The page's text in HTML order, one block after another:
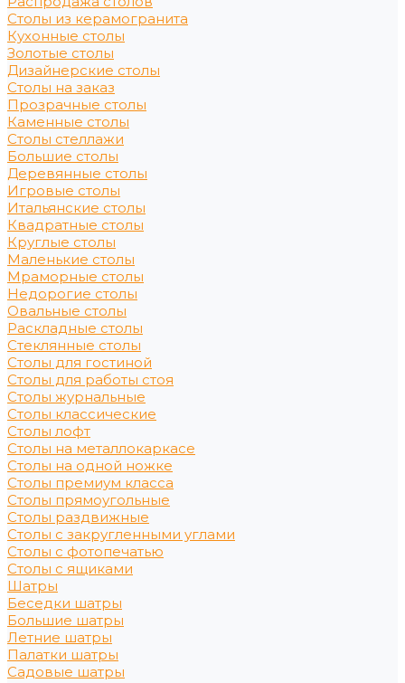
Столы из керамогранита
Кухонные столы
Золотые столы
Дизайнерские столы
Столы на заказ
Прозрачные столы
Каменные столы
Столы стеллажи
Большие столы
Деревянные столы
Игровые столы
Итальянские столы
Квадратные столы
Круглые столы
Маленькие столы
Мраморные столы
Недорогие столы
Овальные столы
Раскладные столы
Стеклянные столы
Столы для гостиной
Столы для работы стоя
Столы журнальные
Столы классические
Столы лофт
Столы на металлокаркасе
Столы на одной ножке
Столы премиум класса
Столы прямоугольные
Столы раздвижные
Столы с закругленными углами
Столы с фотопечатью
Столы с ящиками
Шатры
Беседки шатры
Большие шатры
Летние шатры
Палатки шатры
Садовые шатры